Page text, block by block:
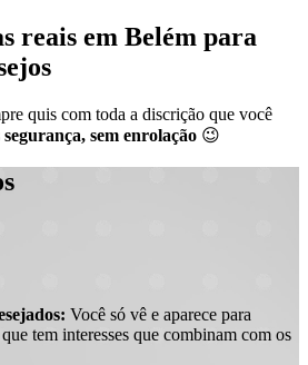
reais em Belém para
quis com toda a discrição que você
sem enrolação 😉
Você só vê e aparece para
tem interesses que combinam com os